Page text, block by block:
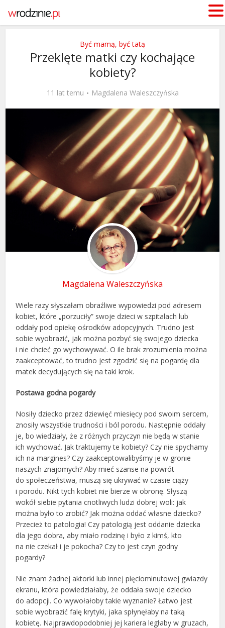
Być mamą, być tatą
Przeklęte matki czy kochające
kobiety?
11 lat temu Magdalena Waleszczyńska
Magdalena Waleszczyńska
Wiele razy słyszałam obraźliwe wypowiedzi pod adresem
kobiet, które „porzuciły” swoje dzieci w szpitalach lub
oddały pod opiekę ośrodków adopcyjnych. Trudno jest
sobie wyobrazić, jak można pozbyć się swojego dziecka
i nie chcieć go wychowywać. O ile brak zrozumienia można
zaakceptować, to trudno jest zgodzić się na pogardę dla
matek decydujących się na taki krok.
Postawa godna pogardy
Nosiły dziecko przez dziewięć miesięcy pod swoim sercem,
znosiły wszystkie trudności i ból porodu. Następnie oddały
je, bo wiedziały, że z różnych przyczyn nie będą w stanie
ich wychować. Jak traktujemy te kobiety? Czy nie spychamy
ich na margines? Czy zaakceptowalibyśmy je w gronie
naszych znajomych? Aby mieć szanse na powrót
do społeczeństwa, muszą się ukrywać w czasie ciąży
i porodu. Nikt tych kobiet nie bierze w obronę. Słyszą
wokół siebie pytania cnotliwych ludzi dobrej woli: jak
można było to zrobić? Jak można oddać własne dziecko?
Przecież to patologia! Czy patologią jest oddanie dziecka
dla jego dobra, aby miało rodzinę i było z kimś, kto
na nie czekał i je pokocha? Czy to jest czyn godny
pogardy?
Nie znam żadnej aktorki lub innej pięciominutowej gwiazdy
ekranu, która powiedziałaby, że oddała swoje dziecko
do adopcji. Co wywołałoby takie wyznanie? Łatwo jest
sobie wyobrazić falę krytyki, jaka spłynęłaby na taką
kobietę. Najprawdopodobniej jej kariera ległaby w gruzach,